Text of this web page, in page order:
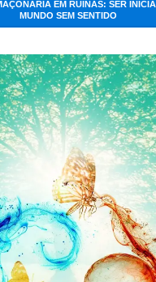
EM RUÍNAS: SER
MUNDO SEM SENTIDO